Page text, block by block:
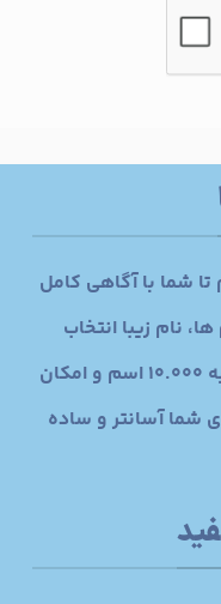
تا شما با آگاهی کامل
نام زیبا انتخاب
نمایید. این سایت با داشتن نزدیک به 10.000 اسم و امکان
شما آسانتر و ساده